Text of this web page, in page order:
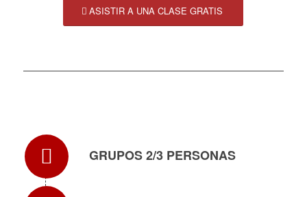
ASISTIR A UNA CLASE GRATIS
GRUPOS 2/3 PERSONAS